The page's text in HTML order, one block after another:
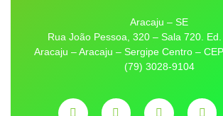
Aracaju – SE
Rua João Pessoa, 320 – Sala 720.
Aracaju – Aracaju – Sergipe Centro –
(79) 3028-9104